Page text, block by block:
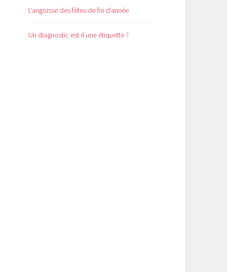
L’angoisse des fêtes de fin d’année
Un diagnostic est-il une étiquette ?